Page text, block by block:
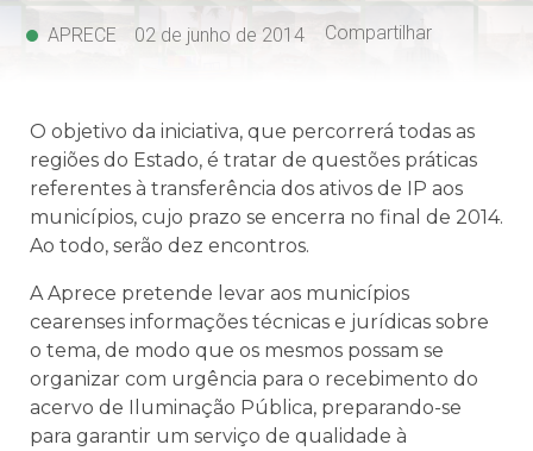
APRECE 02 de junho de 2014 Compartilhar
O objetivo da iniciativa, que percorrerá todas as
regiões do Estado, é tratar de questões práticas
referentes à transferência dos ativos de IP aos
municípios, cujo prazo se encerra no final de 2014.
Ao todo, serão dez encontros.
A Aprece pretende levar aos municípios
cearenses informações técnicas e jurídicas sobre
o tema, de modo que os mesmos possam se
organizar com urgência para o recebimento do
acervo de Iluminação Pública, preparando-se
para garantir um serviço de qualidade à